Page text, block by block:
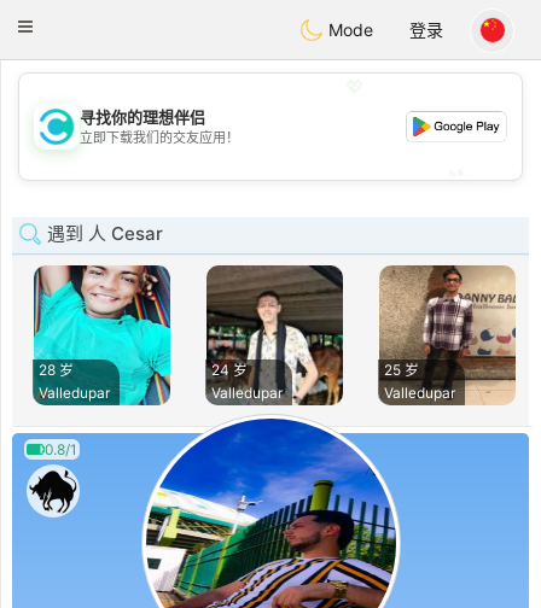
Citas
Toggle
Mode 登录
💖
💕
寻找你的理想伴侣
立即下载我们的交友应用！
遇到 人 Cesar
28 岁
Valledupar
24 岁
Valledupar
25 岁
Valledupar
0.8/1